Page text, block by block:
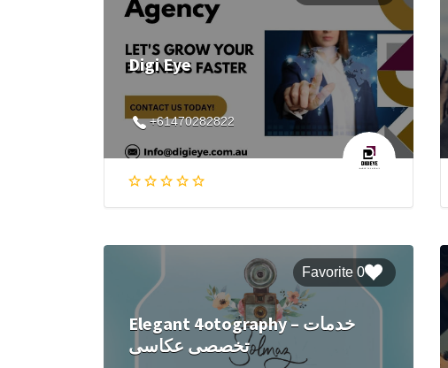
Digi Eye
+61470282822
0 Favorite
Elegant 4otography – خدمات
تخصصی عکاسی